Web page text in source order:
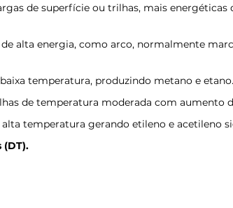
de superfície ou trilhas, mais energéticas
de alta energia, como arco, normalmente
baixa temperatura, produzindo metano e etano.
de temperatura moderada com aumento
alta temperatura gerando etileno e acetileno
(DT).